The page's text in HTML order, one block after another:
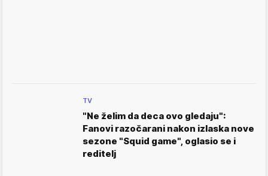
TV
"Ne želim da deca ovo gledaju":
Fanovi razočarani nakon izlaska nove
sezone "Squid game", oglasio se i
reditelj